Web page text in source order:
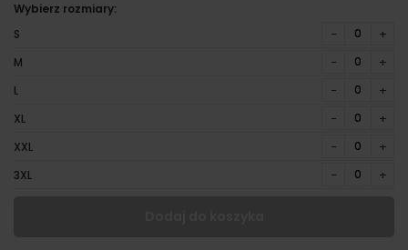
Wybierz rozmiary:
S
− +
M − +
L − +
XL − +
XXL − +
3XL − +